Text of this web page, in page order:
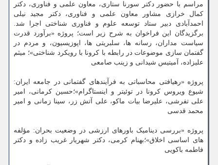
مراسم با حضور دکتر سورنا ستاری، معاون علمی و فناوری، دکتر
کمال خرازی مشاور معاون علمی و فناوری، دکتر مجید نیلی
احمدآبادی دبیر ستاد توسعه علوم و فناوری شناختی اجرا شد.
برگزیدگان این فراخوان به شرح زیر است؛ پروژه «برآورد قدرت
سیاست مداران، رسانه ها، سلبریتی ها، اپوزیسیون، و مردم در
گفتمان سازی موضوعات در رابطه با کرونا با رویکرد شناختی»؛ میثم
علیزاده، آمیتیس شیدانی و زینب صامعی
پروژه «رهیافتی محاسباتی به فرآیندهای گفتمانی در جامعه ایران:
شیوع ویروس کرونا در توئیتر و اینستاگرام»؛حسین کرمانی، امیر
علی تفرشی، علیرضا بیات ماکو، علی آتش زر، سینا زمانی و امیر
محمد قدسی
پروژه «بررسی دینامیک باورهای ارزشی در وضعیت بحران: مؤلفه
های اساسی اخلاق»؛بهنام کرمی، دکتر شهریار غریب زاده و دکتر
فاطمه باکویی